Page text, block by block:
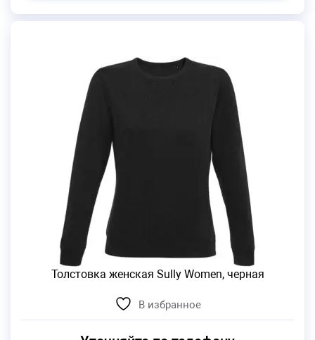
Толстовка женская Sully Women, черная
В избранное